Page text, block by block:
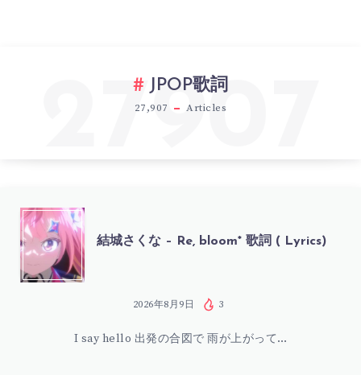
JPOP歌詞
27,907 Articles
27907
結
城
結城さくな – Re, bloom* 歌詞 ( Lyrics)
2026年8月9日 3
I say hello 出発の合図で 雨が上がって…